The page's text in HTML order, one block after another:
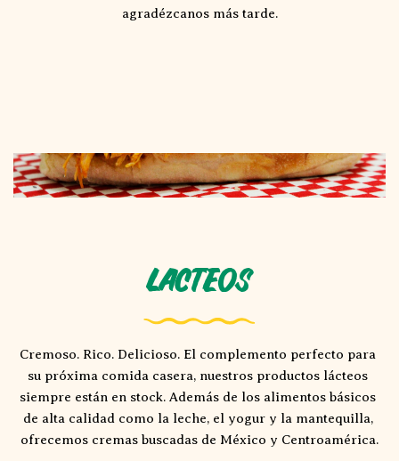
agradézcanos más tarde.
Lacteos
Cremoso. Rico. Delicioso. El complemento perfecto para
su próxima comida casera, nuestros productos lácteos
siempre están en stock. Además de los alimentos básicos
de alta calidad como la leche, el yogur y la mantequilla,
ofrecemos cremas buscadas de México y Centroamérica.